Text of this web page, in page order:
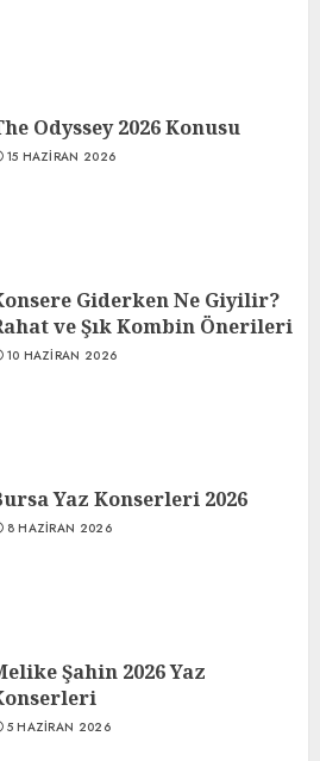
Odyssey 2026 Konusu
15 HAZIRAN 2026
Giderken Ne Giyilir?
ve Şık Kombin Önerileri
10 HAZIRAN 2026
Yaz Konserleri 2026
8 HAZIRAN 2026
Şahin 2026 Yaz
5 HAZIRAN 2026